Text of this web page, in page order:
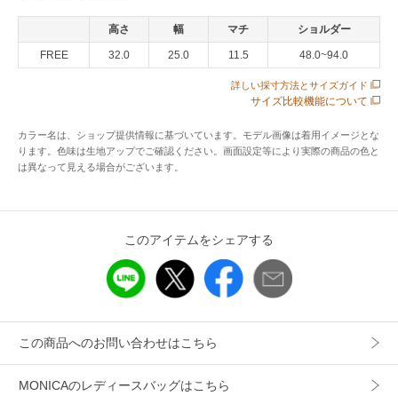
大人気のナイロンリュックに、新しくスモールサイズが登
場。
ンドルの合皮生地の組み合わせがカジュアルになりすぎない
普段リュックを持たれない方やきれいめコーデ派の方にも違
和感なく持っていただけるようシンプルかつ上品なデザイン
に仕上げました。
たくさん荷物を入れても整理整頓がしやすいように大きめポ
ケットから小さめポケット、メッシュポケットやファスナー
また背面ポケットは財布やパスケースなどの貴重品をしっか
りと収納し、防犯面でもご安心してお使いいただけるような
仕様となっております。
さっと取り出せるよう、ダブルファスナーにして使い勝手に
もこだわりました。
「荷物が多くないけど両手は空けておきたい」という方や、
高さ 幅 マチ ショルダー
FREE 32.0 25.0 11.5 48.0~94.0
詳しい採寸方法とサイズガイド
サイズ比較機能について
カラー名は、ショップ提供情報に基づいています。モデル画像は着用イメージとな
ります。色味は生地アップでご確認ください。画面設定等により実際の商品の色と
は異なって見える場合がございます。
このアイテムをシェアする
この商品へのお問い合わせはこちら
MONICAのレディースバッグはこちら